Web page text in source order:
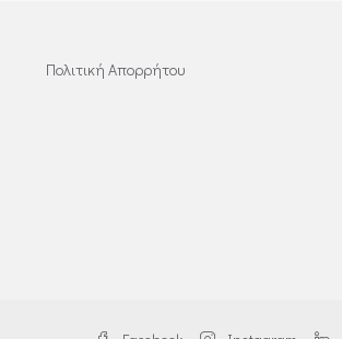
Πολιτική Απορρήτου